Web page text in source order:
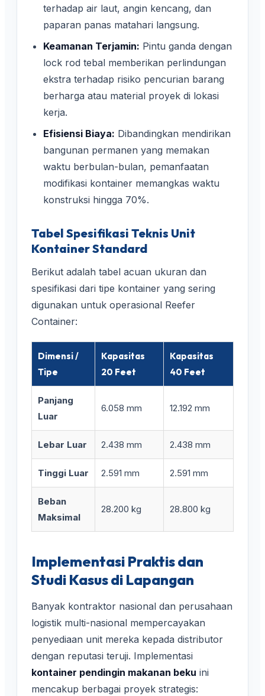
terhadap air laut, angin kencang, dan
paparan panas matahari langsung.
Keamanan Terjamin: Pintu ganda dengan
lock rod tebal memberikan perlindungan
ekstra terhadap risiko pencurian barang
berharga atau material proyek di lokasi
kerja.
Efisiensi Biaya: Dibandingkan mendirikan
bangunan permanen yang memakan
waktu berbulan-bulan, pemanfaatan
modifikasi kontainer memangkas waktu
konstruksi hingga 70%.
Tabel Spesifikasi Teknis Unit
Kontainer Standard
Berikut adalah tabel acuan ukuran dan
spesifikasi dari tipe kontainer yang sering
digunakan untuk operasional Reefer
Container:
Dimensi /
Tipe
Kapasitas
20 Feet
Kapasitas
40 Feet
Panjang
Luar
6.058 mm 12.192 mm
Lebar Luar 2.438 mm 2.438 mm
Tinggi Luar 2.591 mm 2.591 mm
Beban
Maksimal
28.200 kg 28.800 kg
Implementasi Praktis dan
Studi Kasus di Lapangan
Banyak kontraktor nasional dan perusahaan
logistik multi-nasional mempercayakan
penyediaan unit mereka kepada distributor
dengan reputasi teruji. Implementasi
kontainer pendingin makanan beku ini
mencakup berbagai proyek strategis: